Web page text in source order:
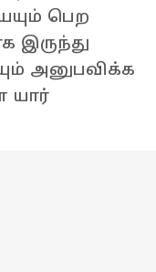
பெற
இருந்து
அனுபவிக்க
யார்